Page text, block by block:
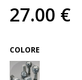
27.00 €
COLORE